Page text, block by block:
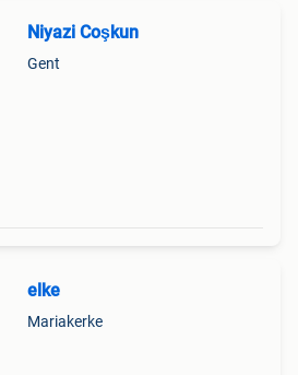
Niyazi Coşkun
Gent
elke
Mariakerke